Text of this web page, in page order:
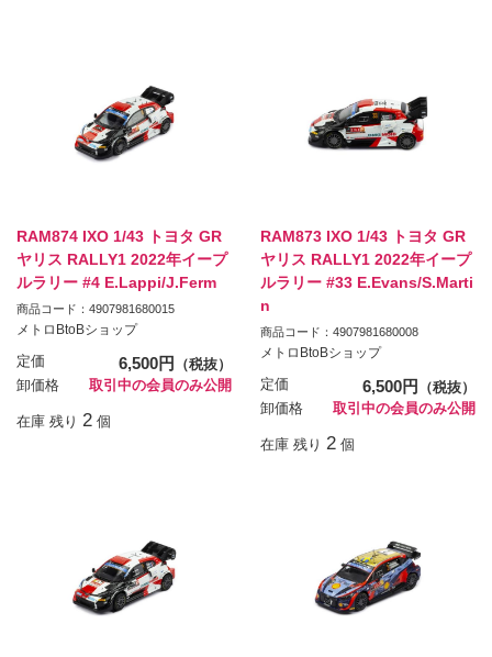
RAM874 IXO 1/43 トヨタ GR
ヤリス RALLY1 2022年イープ
ルラリー #4 E.Lappi/J.Ferm
商品コード：4907981680015
メトロBtoBショップ
定価 6,500円
（税抜）
卸価格
取引中の会員のみ公開
在庫 残り 2 個
RAM873 IXO 1/43 トヨタ GR
ヤリス RALLY1 2022年イープ
ルラリー #33 E.Evans/S.Marti
n
商品コード：4907981680008
メトロBtoBショップ
定価 6,500円
（税抜）
卸価格
取引中の会員のみ公開
在庫 残り 2 個